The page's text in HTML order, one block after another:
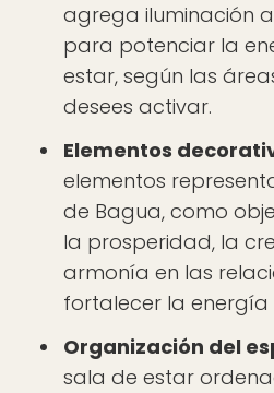
agrega iluminación
para potenciar la
estar, según las
desees activar.
Elementos
elementos
de Bagua, como
la prosperidad, la
armonía en las
fortalecer la energía
Organización del
sala de estar